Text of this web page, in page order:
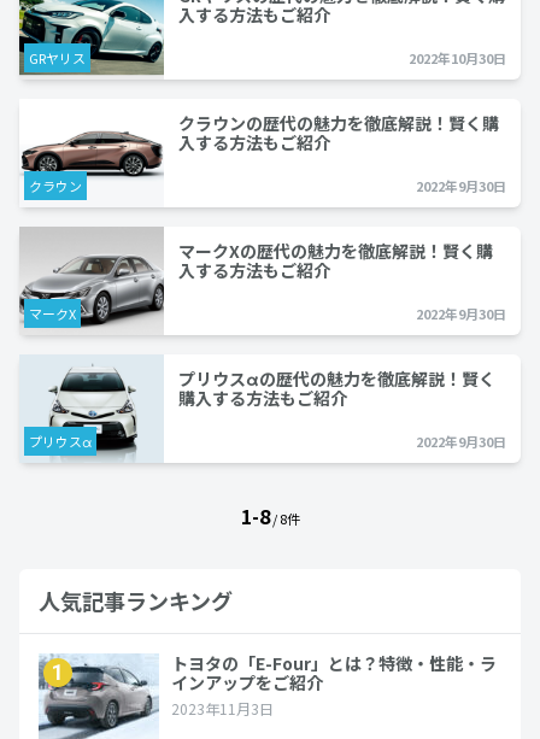
GRヤリス
入する方法もご紹介
2022年10月30日
クラウン
クラウンの歴代の魅力を徹底解説！賢く購
入する方法もご紹介
2022年9月30日
マークX
マークXの歴代の魅力を徹底解説！賢く購
入する方法もご紹介
2022年9月30日
プリウスα
プリウスαの歴代の魅力を徹底解説！賢く
購入する方法もご紹介
2022年9月30日
1-8/ 8件
人気記事ランキング